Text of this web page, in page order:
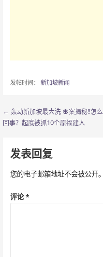
发帖时间： 新加坡新闻
文
导
航
← 轰动新加坡最大洗 💲案揭秘‼️怎么
回事？起底被抓10个原福建人
发表回复
您的电子邮箱地址不会被公开。
评论*